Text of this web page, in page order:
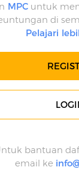
MPCuntuk
di
Pelajari
bantuan
email ke